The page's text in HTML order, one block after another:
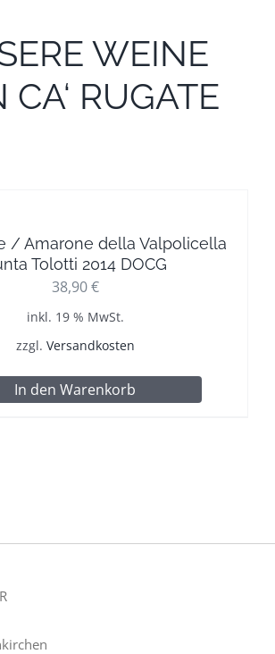
WEINE
CA‘ RUGATE
/ Amarone della Valpolicella
Tolotti 2014 DOCG
38,90€
inkl. 19 % MwSt.
zzgl. Versandkosten
In den Warenkorb